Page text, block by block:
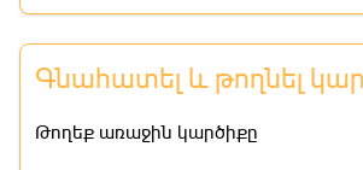
Գնահատել և թողնել
Թողեք առաջին կարծիքը